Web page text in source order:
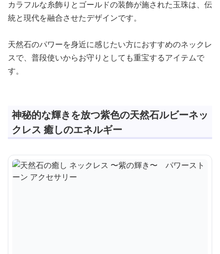
カラフルな糸飾りとゴールドの装飾が施された玉珠は、伝
統と現代を融合させたデザインです。
天然石のパワーを身近に感じたい方におすすめのネックレ
スで、普段使いからお守りとしても重宝するアイテムで
す。
神秘的な輝きを放つ紫色の天然石ルビーネッ
クレス 癒しのエネルギー